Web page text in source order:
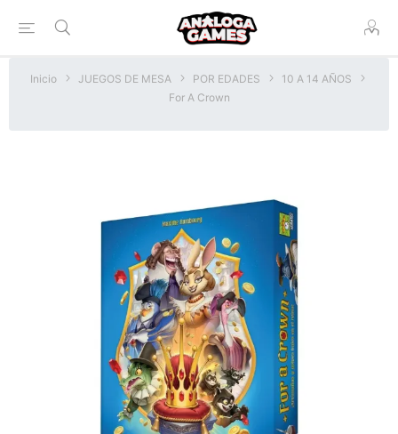
Inicio JUEGOS DE MESA POR EDADES
10 A 14 AÑOS
For A Crown